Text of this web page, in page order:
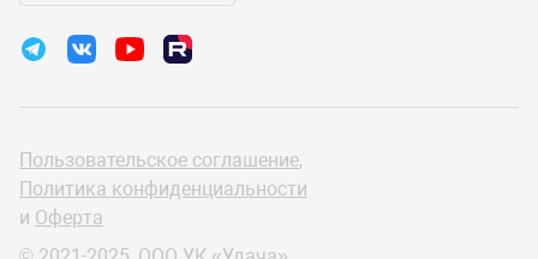
Пользовательское соглашение,
Политика конфиденциальности
и Оферта